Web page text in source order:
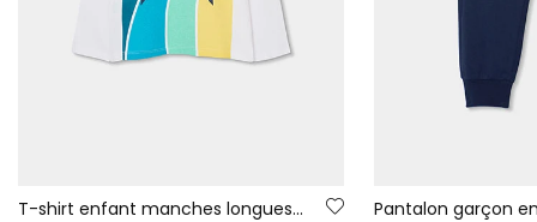
T-shirt enfant manches longues coton blanc